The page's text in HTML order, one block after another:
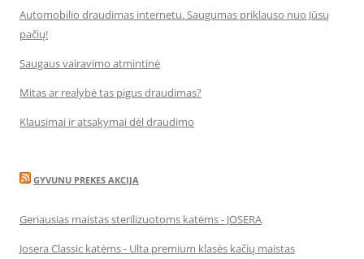
Automobilio draudimas internetu. Saugumas priklauso nuo Jūsų
pačių!
Saugaus vairavimo atmintinė
Mitas ar realybė tas pigus draudimas?
Klausimai ir atsakymai dėl draudimo
GYVUNU PREKES AKCIJA
Geriausias maistas sterilizuotoms katėms - JOSERA
Josera Classic katėms - Ulta premium klasės kačių maistas